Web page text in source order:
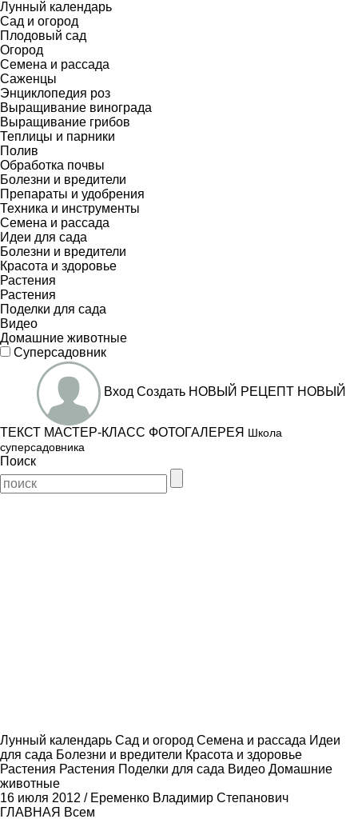
Лунный календарь
Сад и огород
Плодовый сад
Огород
Семена и рассада
Саженцы
Энциклопедия роз
Выращивание винограда
Выращивание грибов
Теплицы и парники
Полив
Обработка почвы
Болезни и вредители
Препараты и удобрения
Техника и инструменты
Семена и рассада
Идеи для сада
Болезни и вредители
Красота и здоровье
Растения
Растения
Поделки для сада
Видео
Домашние животные
Суперсадовник
Вход Создать НОВЫЙ РЕЦЕПТ НОВЫЙ
ТЕКСТ МАСТЕР-КЛАСС ФОТОГАЛЕРЕЯ Школа
суперсадовника
Поиск
Лунный календарь Сад и огород Семена и рассада Идеи
для сада Болезни и вредители Красота и здоровье
Растения Растения Поделки для сада Видео Домашние
животные
16 июля 2012 / Еременко Владимир Степанович
ГЛАВНАЯ Всем